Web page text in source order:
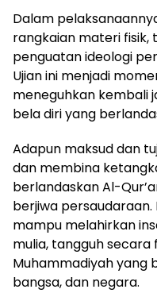
Dalam
rangkaian materi fisik,
penguatan ideologi
Ujian ini menjadi
meneguhkan kembali
bela diri yang
Adapun maksud dan
dan membina
berlandaskan Al-
berjiwa
mampu melahirkan
mulia, tangguh secara
Muhammadiyah yang
bangsa, dan negara.